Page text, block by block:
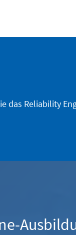
das Reliability